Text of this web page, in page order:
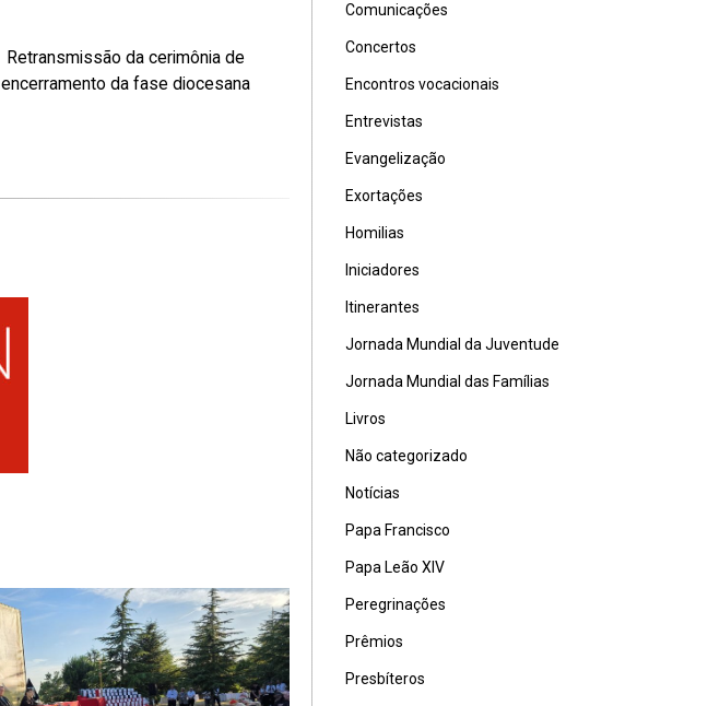
Retransmissão da cerimônia de
encerramento da fase diocesana
Comunicações
Concertos
Encontros vocacionais
Entrevistas
Evangelização
Exortações
Homilias
Iniciadores
Itinerantes
Jornada Mundial da Juventude
Jornada Mundial das Famílias
Livros
Não categorizado
Notícias
Papa Francisco
Papa Leão XIV
Peregrinações
Prêmios
Presbíteros